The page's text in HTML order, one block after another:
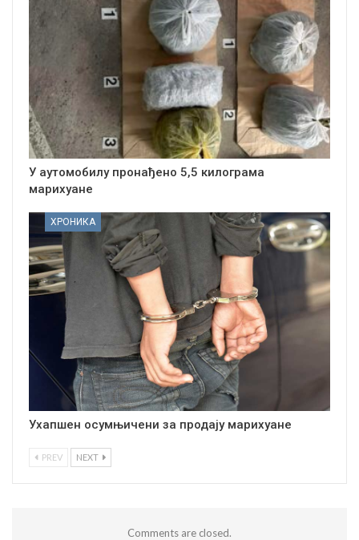
У аутомобилу пронађено 5,5 килограма
марихуане
ХРОНИКА
Ухапшен осумњичени за продају марихуане
PREV NEXT
Comments are closed.